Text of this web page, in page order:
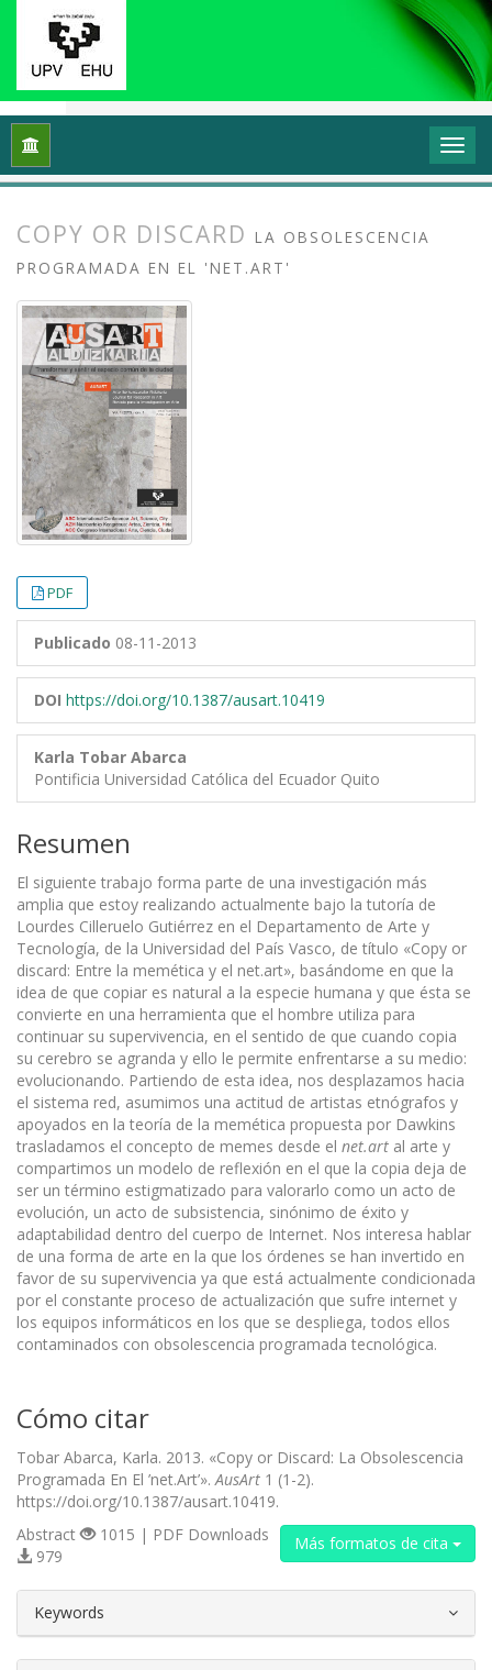
Inicio Vol. 1 Núm. 1-2 (2013): I Congreso
COPY OR DISCARD LA OBSOLESCENCIA
PROGRAMADA EN EL 'NET.ART'
PDF
Publicado 08-11-2013
DOI https://doi.org/10.1387/ausart.10419
Karla Tobar Abarca
Pontificia Universidad Católica del Ecuador Quito
Resumen
El siguiente trabajo forma parte de una investigación más
amplia que estoy realizando actualmente bajo la tutoría de
Lourdes Cilleruelo Gutiérrez en el Departamento de Arte y
Tecnología, de la Universidad del País Vasco, de título «Copy or
discard: Entre la memética y el net.art», basándome en que la
idea de que copiar es natural a la especie humana y que ésta se
convierte en una herramienta que el hombre utiliza para
continuar su supervivencia, en el sentido de que cuando copia
su cerebro se agranda y ello le permite enfrentarse a su medio:
evolucionando. Partiendo de esta idea, nos desplazamos hacia
el sistema red, asumimos una actitud de artistas etnógrafos y
apoyados en la teoría de la memética propuesta por Dawkins
trasladamos el concepto de memes desde el net.art al arte y
compartimos un modelo de reflexión en el que la copia deja de
ser un término estigmatizado para valorarlo como un acto de
evolución, un acto de subsistencia, sinónimo de éxito y
adaptabilidad dentro del cuerpo de Internet. Nos interesa hablar
de una forma de arte en la que los órdenes se han invertido en
favor de su supervivencia ya que está actualmente condicionada
por el constante proceso de actualización que sufre internet y
los equipos informáticos en los que se despliega, todos ellos
contaminados con obsolescencia programada tecnológica.
Cómo citar
Tobar Abarca, Karla. 2013. «Copy or Discard: La Obsolescencia
Programada En El ’net.Art’».AusArt 1 (1-2).
https://doi.org/10.1387/ausart.10419.
Más formatos de cita
Abstract
1015 | PDF Downloads
979
Keywords